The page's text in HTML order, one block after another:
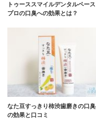
トゥーススマイルデンタルペース
プロの口臭への効果とは？
なた豆すっきり柿渋歯磨きの口
の効果と口コミ